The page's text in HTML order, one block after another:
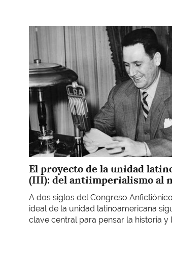
Imagen
El proyecto de la unidad
(III): del antiimperialismo al
A dos siglos del Congreso
ideal de la unidad latinoamericana
clave central para pensar la historia y